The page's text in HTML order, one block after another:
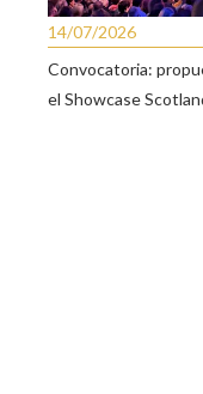
14/07/2026
Convocatoria:
el Showcase